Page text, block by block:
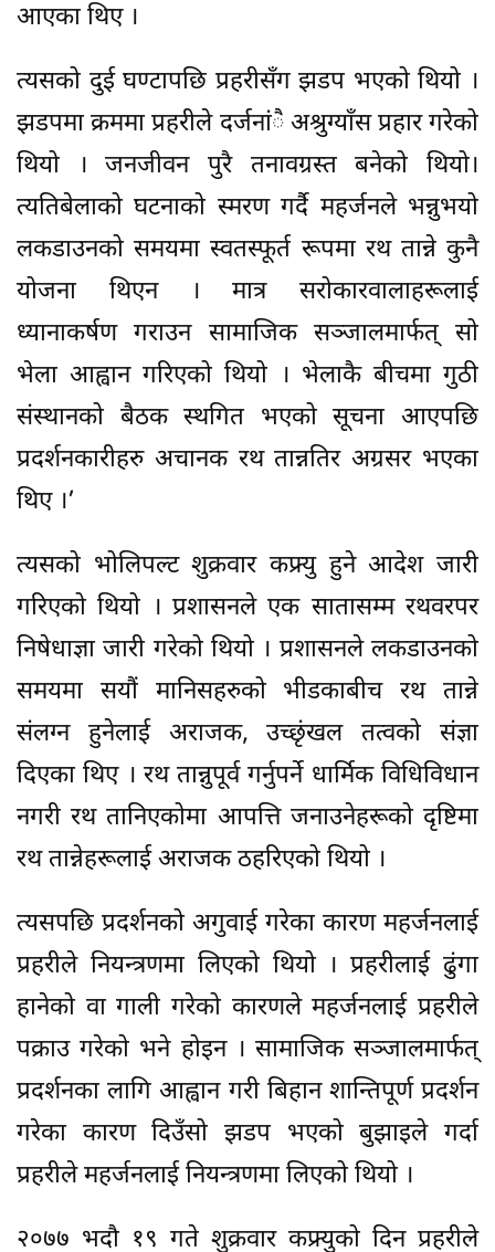
आएका थिए ।
त्यसको दुई घण्टापछि प्रहरीसँग झडप भएको थियो ।
झडपमा क्रममा प्रहरीले दर्जनांै अश्रुग्याँस प्रहार गरेको
थियो । जनजीवन पुरै तनावग्रस्त बनेको थियो।
त्यतिबेलाको घटनाको स्मरण गर्दै महर्जनले भन्नुभयो
लकडाउनको समयमा स्वतस्फूर्त रूपमा रथ तान्ने कुनै
योजना थिएन । मात्र सरोकारवालाहरूलाई
ध्यानाकर्षण गराउन सामाजिक सञ्जालमार्फत् सो
भेला आह्वान गरिएको थियो । भेलाकै बीचमा गुठी
संस्थानको बैठक स्थगित भएको सूचना आएपछि
प्रदर्शनकारीहरु अचानक रथ तान्नतिर अग्रसर भएका
थिए ।’
त्यसको भोलिपल्ट शुक्रवार कफ्र्यु हुने आदेश जारी
गरिएको थियो । प्रशासनले एक सातासम्म रथवरपर
निषेधाज्ञा जारी गरेको थियो । प्रशासनले लकडाउनको
समयमा सयौं मानिसहरुको भीडकाबीच रथ तान्ने
संलग्न हुनेलाई अराजक, उच्छृंखल तत्वको संज्ञा
दिएका थिए । रथ तान्नुपूर्व गर्नुपर्ने धार्मिक विधिविधान
नगरी रथ तानिएकोमा आपत्ति जनाउनेहरूको दृष्टिमा
रथ तान्नेहरूलाई अराजक ठहरिएको थियो ।
त्यसपछि प्रदर्शनको अगुवाई गरेका कारण महर्जनलाई
प्रहरीले नियन्त्रणमा लिएको थियो । प्रहरीलाई ढुंगा
हानेको वा गाली गरेको कारणले महर्जनलाई प्रहरीले
पक्राउ गरेको भने होइन । सामाजिक सञ्जालमार्फत्
प्रदर्शनका लागि आह्वान गरी बिहान शान्तिपूर्ण प्रदर्शन
गरेका कारण दिउँसो झडप भएको बुझाइले गर्दा
प्रहरीले महर्जनलाई नियन्त्रणमा लिएको थियो ।
२०७७ भदौ १९ गते शुक्रवार कफ्र्युको दिन प्रहरीले